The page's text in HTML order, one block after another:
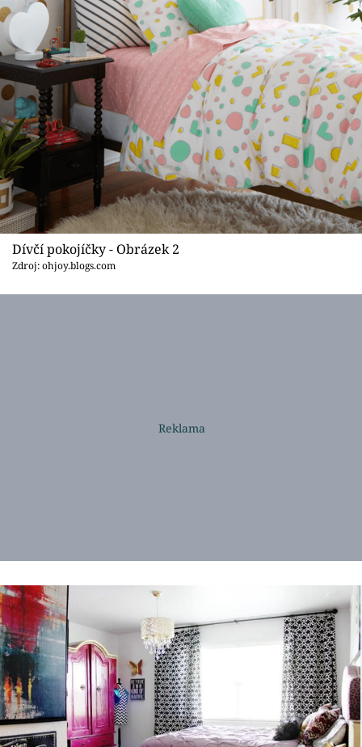
Dívčí pokojíčky - Obrázek 2
Zdroj: ohjoy.blogs.com